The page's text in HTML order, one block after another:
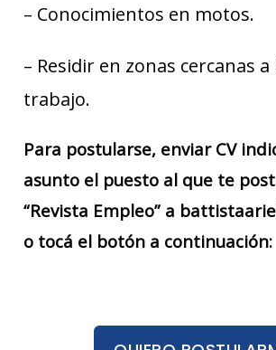
– Conocimientos en motos.
– Residir en zonas cercanas a
trabajo.
Para postularse, enviar CV
asunto el puesto al que te
“Revista Empleo” a
o tocá el botón a continuación: